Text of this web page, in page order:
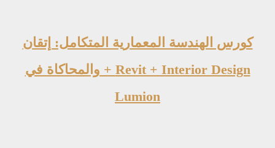
كورس الهندسة المعمارية المتكامل: إتقان
Revit + Interior Design + والمحاكاة في
Lumion